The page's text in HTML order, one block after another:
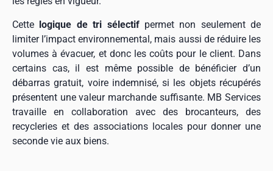
Cette logique de tri sélectifpermet non seulement de
limiter l’impact environnemental, mais aussi de réduire les
volumes à évacuer, et donc les coûts pour le client. Dans
certains cas, il est même possible de bénéficier d’un
débarras gratuit, voire indemnisé, si les objets récupérés
présentent une valeur marchande suffisante. MB Services
travaille en collaboration avec des brocanteurs, des
recycleries et des associations locales pour donner une
seconde vie aux biens.